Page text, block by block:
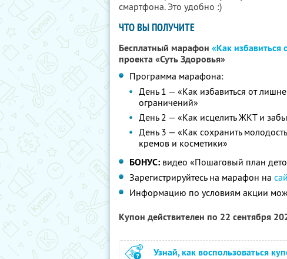
смартфона. Это удобно :)
ЧТО ВЫ ПОЛУЧИТЕ
Бесплатный марафон «Как избавиться
проекта «Суть Здоровья»
Программа марафона:
День 1 — «Как избавиться от
ограничений»
День 2 — «Как исцелить ЖКТ и
День 3 — «Как сохранить
кремов и косметики»
БОНУС: видео «Пошаговый план
Зарегистрируйтесь на марафон на
Информацию по условиям акции
Купон действителен по 22 сентября
Узнай, как воспользоваться